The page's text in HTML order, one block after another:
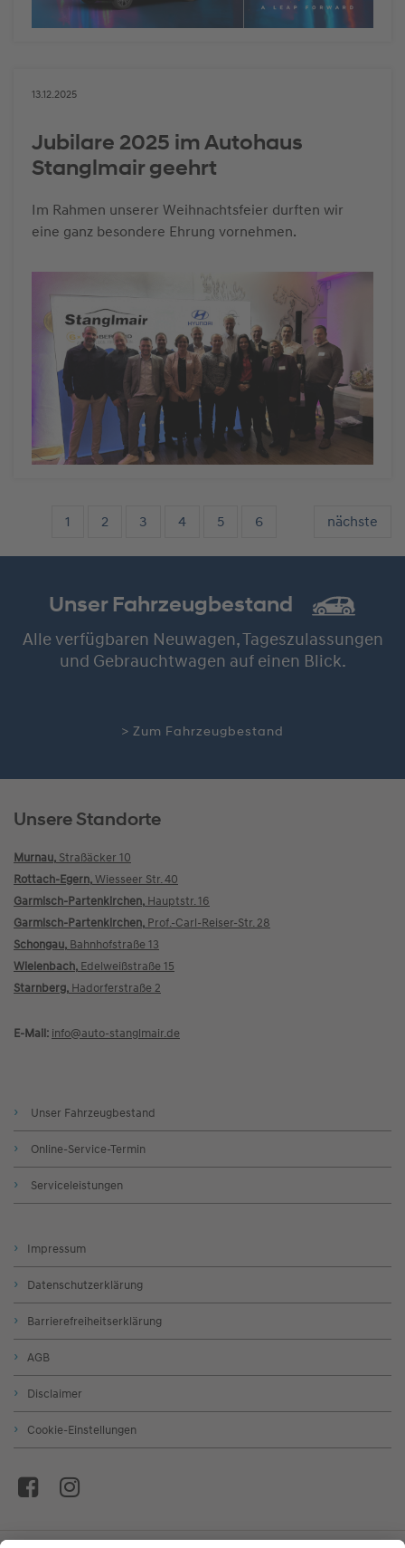
13.12.2025
Jubilare 2025 im Autohaus
Stanglmair geehrt
Im Rahmen unserer Weihnachtsfeier durften wir
eine ganz besondere Ehrung vornehmen.
1 2 3 4 5 6 nächste
Unser Fahrzeugbestand
Alle verfügbaren Neuwagen, Tageszulassungen
und Gebrauchtwagen auf einen Blick.
> Zum Fahrzeugbestand
Unsere Standorte
Murnau, Straßäcker 10
Rottach-Egern,Wiesseer Str. 40
Garmisch-Partenkirchen, Hauptstr. 16
Garmisch-Partenkirchen, Prof.-Carl-Reiser-Str. 28
Schongau, Bahnhofstraße 13
Wielenbach, Edelweißstraße 15
Starnberg, Hadorferstraße 2
E-Mail: info@auto-stanglmair.de
Unser Fahrzeugbestand
Online-Service-Termin
Serviceleistungen
Impressum
Datenschutzerklärung
Barrierefreiheitserklärung
AGB
Disclaimer
Cookie-Einstellungen